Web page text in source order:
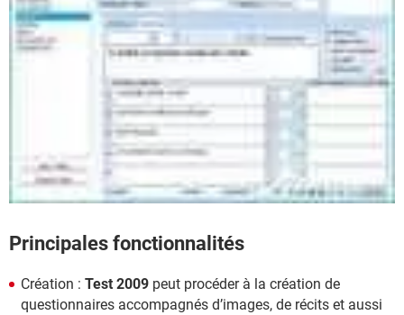
Principales fonctionnalités
Création : Test 2009 peut procéder à la création de
questionnaires accompagnés d’images, de récits et aussi